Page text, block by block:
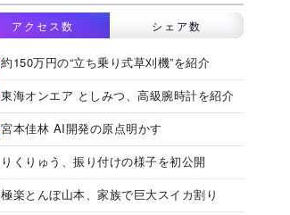
アクセス数 シェア数
約150万円の“立ち乗り式草刈機”を紹介
東海オンエア としみつ、高級腕時計を紹介
宮本佳林 AI開発の原点明かす
りくりゅう、振り付けの様子を初公開
極楽とんぼ山本、家族で巨大スイカ割り